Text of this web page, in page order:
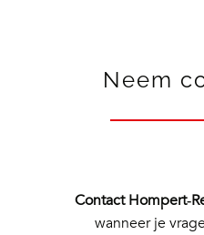
Neem
Contact
wanneer je